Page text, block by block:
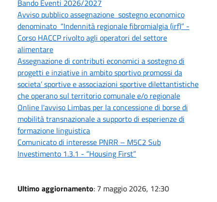
Bando Eventi 2026/2027
Avviso pubblico assegnazione sostegno economico
denominato “Indennità regionale fibromialgia (irf)” -
Corso HACCP rivolto agli operatori del settore
alimentare
Assegnazione di contributi economici a sostegno di
progetti e inziative in ambito sportivo promossi da
societa’ sportive e associazioni sportive dilettantistiche
che operano sul territorio comunale e/o regionale
Online l'avviso Limbas per la concessione di borse di
mobilità transnazionale a supporto di esperienze di
formazione linguistica
Comunicato di interesse PNRR – M5C2 Sub
Investimento 1.3.1 - “Housing First”
Ultimo aggiornamento: 7 maggio 2026, 12:30